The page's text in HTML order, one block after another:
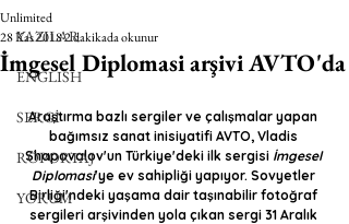
YAZILAR
ENGLISH
SERGİ
RÖPORTAJ
YORUM
İmgesel Diplomasi arşivi AVTO'da
Unlimited
28 Kas 20182 dakikada okunur
Araştırma bazlı sergiler ve çalışmalar yapan
bağımsız sanat inisiyatifi AVTO, Vladis
Shapovalov'un Türkiye'deki ilk sergisi İmgesel
Diplomasi'ye ev sahipliği yapıyor. Sovyetler
Birliği'ndeki yaşama dair taşınabilir fotoğraf
sergileri arşivinden yola çıkan sergi 31 Aralık